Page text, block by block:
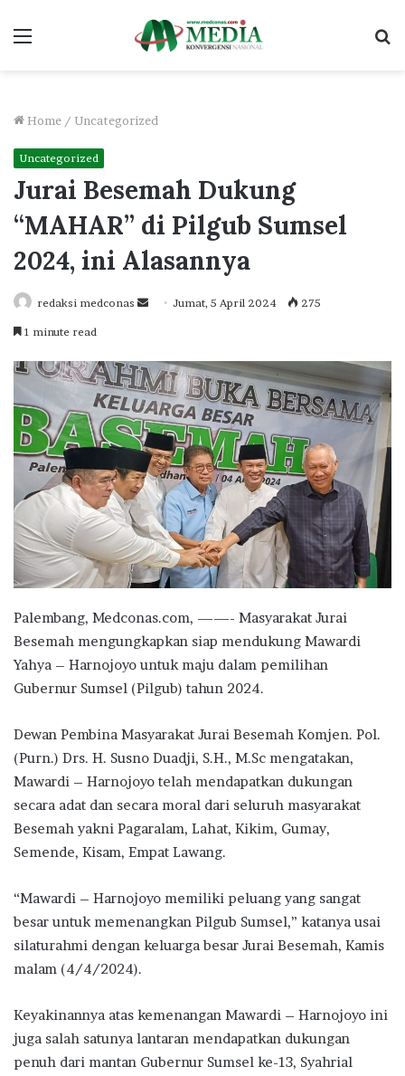
Menu
Home / Uncategorized
Uncategorized
Jurai Besemah Dukung
“MAHAR” di Pilgub Sumsel
2024, ini Alasannya
redaksi medconas
Send Jumat, 5 April 2024 275
1 minute read
Palembang, Medconas.com, ——- Masyarakat Jurai
Besemah mengungkapkan siap mendukung Mawardi
Yahya – Harnojoyo untuk maju dalam pemilihan
Gubernur Sumsel (Pilgub) tahun 2024.
Dewan Pembina Masyarakat Jurai Besemah Komjen. Pol.
(Purn.) Drs. H. Susno Duadji, S.H., M.Sc mengatakan,
Mawardi – Harnojoyo telah mendapatkan dukungan
secara adat dan secara moral dari seluruh masyarakat
Besemah yakni Pagaralam, Lahat, Kikim, Gumay,
Semende, Kisam, Empat Lawang.
“Mawardi – Harnojoyo memiliki peluang yang sangat
besar untuk memenangkan Pilgub Sumsel,” katanya usai
silaturahmi dengan keluarga besar Jurai Besemah, Kamis
malam (4/4/2024).
Keyakinannya atas kemenangan Mawardi – Harnojoyo ini
juga salah satunya lantaran mendapatkan dukungan
penuh dari mantan Gubernur Sumsel ke-13, Syahrial